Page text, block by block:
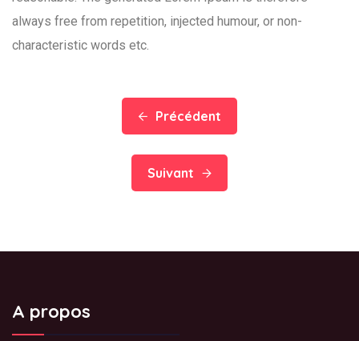
always free from repetition, injected humour, or non-
characteristic words etc.
Précédent
Suivant
A propos